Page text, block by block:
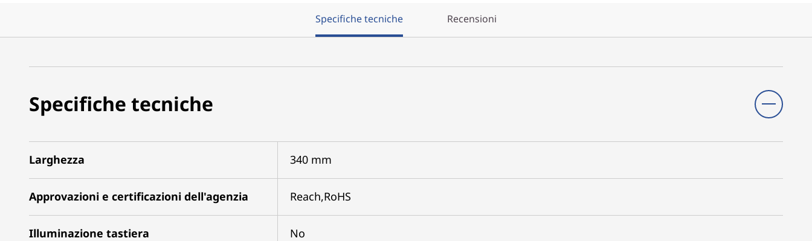
Specifiche tecniche Recensioni
Specifiche tecniche
Larghezza 340 mm
Approvazioni e certificazioni dell'agenzia Reach,RoHS
Illuminazione tastiera No